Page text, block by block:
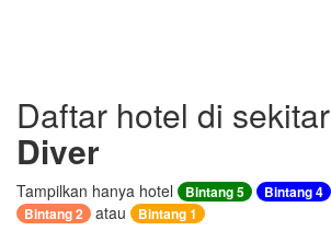
Daftar hotel di sekitar
Diver
Tampilkan hanya hotel Bintang 5 Bintang 4
Bintang 2
atau Bintang 1